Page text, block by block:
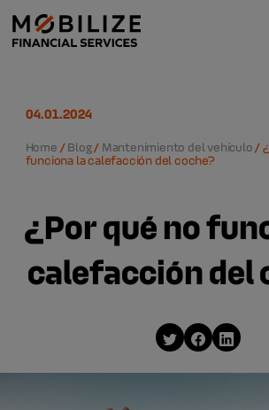
04.01.2024
Home /Blog/ Mantenimiento del vehículo /
funciona la calefacción del coche?
¿Por qué no
calefacción del